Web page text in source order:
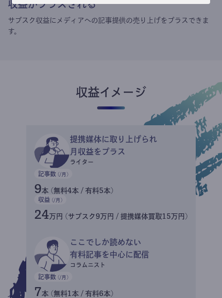
収益がプラスされる
サブスク収益にメディアへの記事提供の売り上げをプラスできま
す。
収益イメージ
提携媒体に取り上げられ
月収益をプラス
ライター
記事数 (/月)
9本 (無料4本 / 有料5本)
収益 (/月)
24万円 (サブスク9万円 / 提携媒体買取15万円)
ここでしか読めない
有料記事を中心に配信
コラムニスト
記事数 (/月)
7本 (無料1本 / 有料6本)